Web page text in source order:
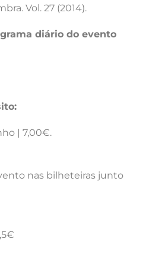
Vol. 27 (2014).
diário do evento
| 7,00€.
nas bilheteiras junto